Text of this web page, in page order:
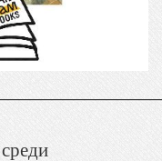
среди